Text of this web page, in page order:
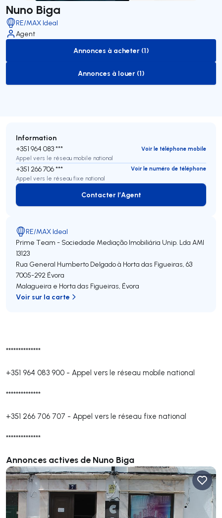
Nuno Biga
RE/MAX Ideal
Agent
to-buy-listing
Annonces à acheter (1)
to-rent-listing
Annonces à louer (1)
**************
+351 964 083 900 - Appel vers le réseau mobile national
**************
+351 266 706 707 - Appel vers le réseau fixe national
**************
Annonces actives de Nuno Biga
Information
+351 964 083 ***
Voir le téléphone mobile
Appel vers le réseau mobile national
+351 266 706 ***
Voir le numéro de téléphone
Appel vers le réseau fixe national
Contacter l’Agent
Contacter l’Agent
RE/MAX Ideal
Prime Team - Sociedade Mediação Imobiliária Unip. Lda AMI
13123
Rua General Humberto Delgado à Horta das Figueiras, 63
7005-292 Évora
Malagueira e Horta das Figueiras, Évora
Voir sur la carte